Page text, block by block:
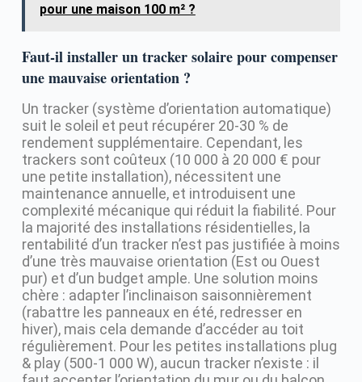
pour une maison 100 m² ?
Faut-il installer un tracker solaire pour compenser
une mauvaise orientation ?
Un tracker (système d’orientation automatique)
suit le soleil et peut récupérer 20-30 % de
rendement supplémentaire. Cependant, les
trackers sont coûteux (10 000 à 20 000 € pour
une petite installation), nécessitent une
maintenance annuelle, et introduisent une
complexité mécanique qui réduit la fiabilité. Pour
la majorité des installations résidentielles, la
rentabilité d’un tracker n’est pas justifiée à moins
d’une très mauvaise orientation (Est ou Ouest
pur) et d’un budget ample. Une solution moins
chère : adapter l’inclinaison saisonnièrement
(rabattre les panneaux en été, redresser en
hiver), mais cela demande d’accéder au toit
régulièrement. Pour les petites installations plug
& play (500-1 000 W), aucun tracker n’existe : il